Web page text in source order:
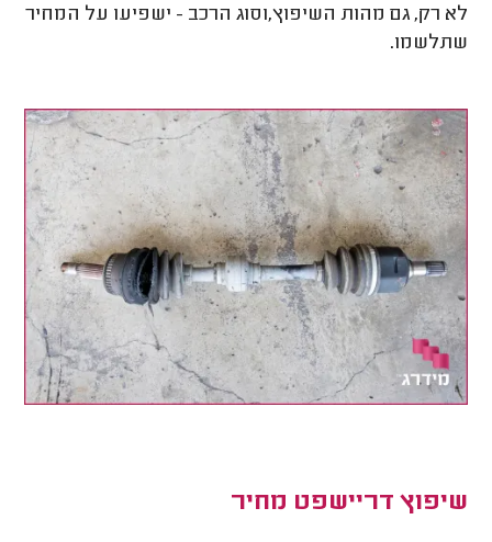
לא רק, גם מהות השיפוץ,וסוג הרכב - ישפיעו על המחיר
שתלשמו.
שיפוץ דריישפט מחיר